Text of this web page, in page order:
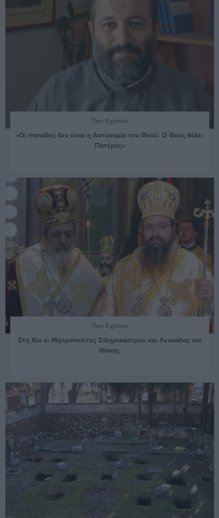
Πριν 8 χρόνια
«Οι παπάδες δεν είναι η Αστυνομία του Θεού. Ο Θεός θέλει
Πατέρες»
Πριν 8 χρόνια
Στη Χίο οι Μητροπολίτες Σιδηροκάστρου και Λευκάδας και
Ιθάκης